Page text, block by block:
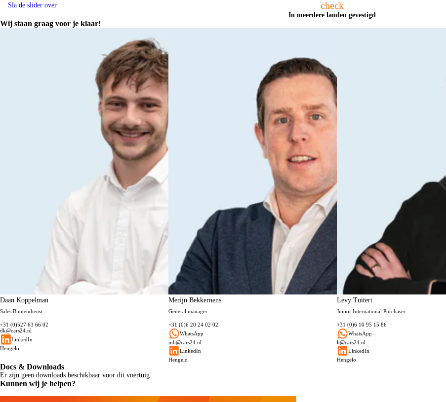
check
In meerdere landen gevestigd
Wij staan graag voor je klaar!
Sla de slider over
Daan Koppelman
Sales Binnendienst
+31 (0)527 63 66 02
dk@cars24.nl
LinkedIn
Hengelo
Merijn Bekkernens
General manager
+31 (0)6 20 24 02 02
WhatsApp
mb@cars24.nl
LinkedIn
Hengelo
Levy Tuitert
Junior International Purchaser
+31 (0)6 10 95 15 86
WhatsApp
lt@cars24.nl
LinkedIn
Hengelo
Docs & Downloads
Er zijn geen downloads beschikbaar voor dit voertuig.
Kunnen wij je helpen?